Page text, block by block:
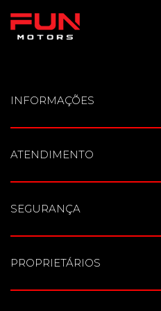
INFORMAÇÕES
ATENDIMENTO
SEGURANÇA
PROPRIETÁRIOS